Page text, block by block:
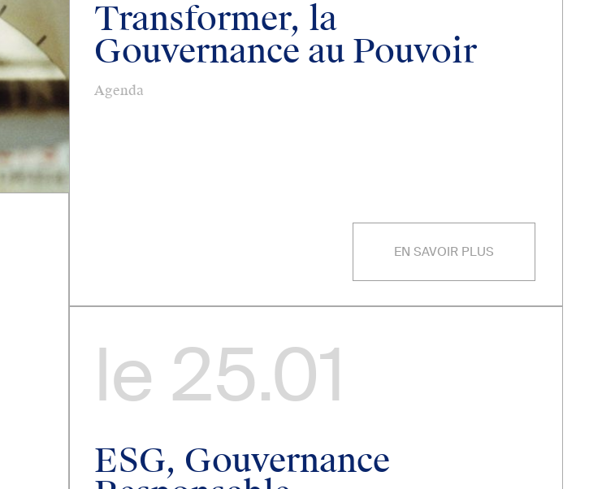
Transformer, la
Gouvernance au Pouvoir
Agenda
EN SAVOIR PLUS
le 25.01
ESG, Gouvernance